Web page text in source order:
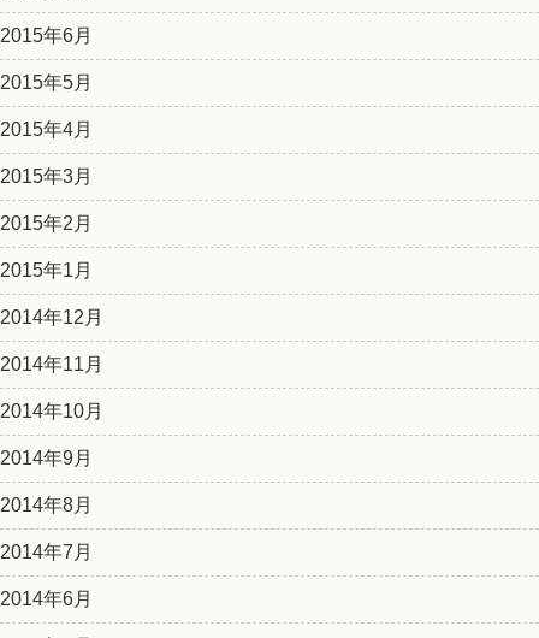
2015年6月
2015年5月
2015年4月
2015年3月
2015年2月
2015年1月
2014年12月
2014年11月
2014年10月
2014年9月
2014年8月
2014年7月
2014年6月